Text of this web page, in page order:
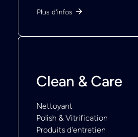
Plus d'infos
Clean & Care
Nettoyant
Polish & Vitrification
Produits d'entretien